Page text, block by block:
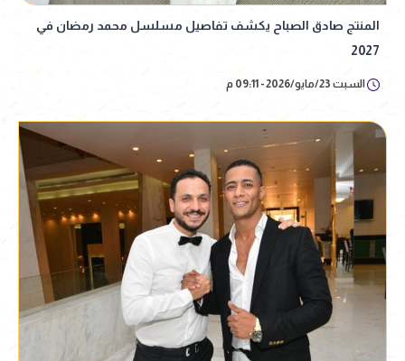
المنتج صادق الصباح يكشف تفاصيل مسلسل محمد رمضان في
2027
السبت 23/مايو/2026 - 09:11 م